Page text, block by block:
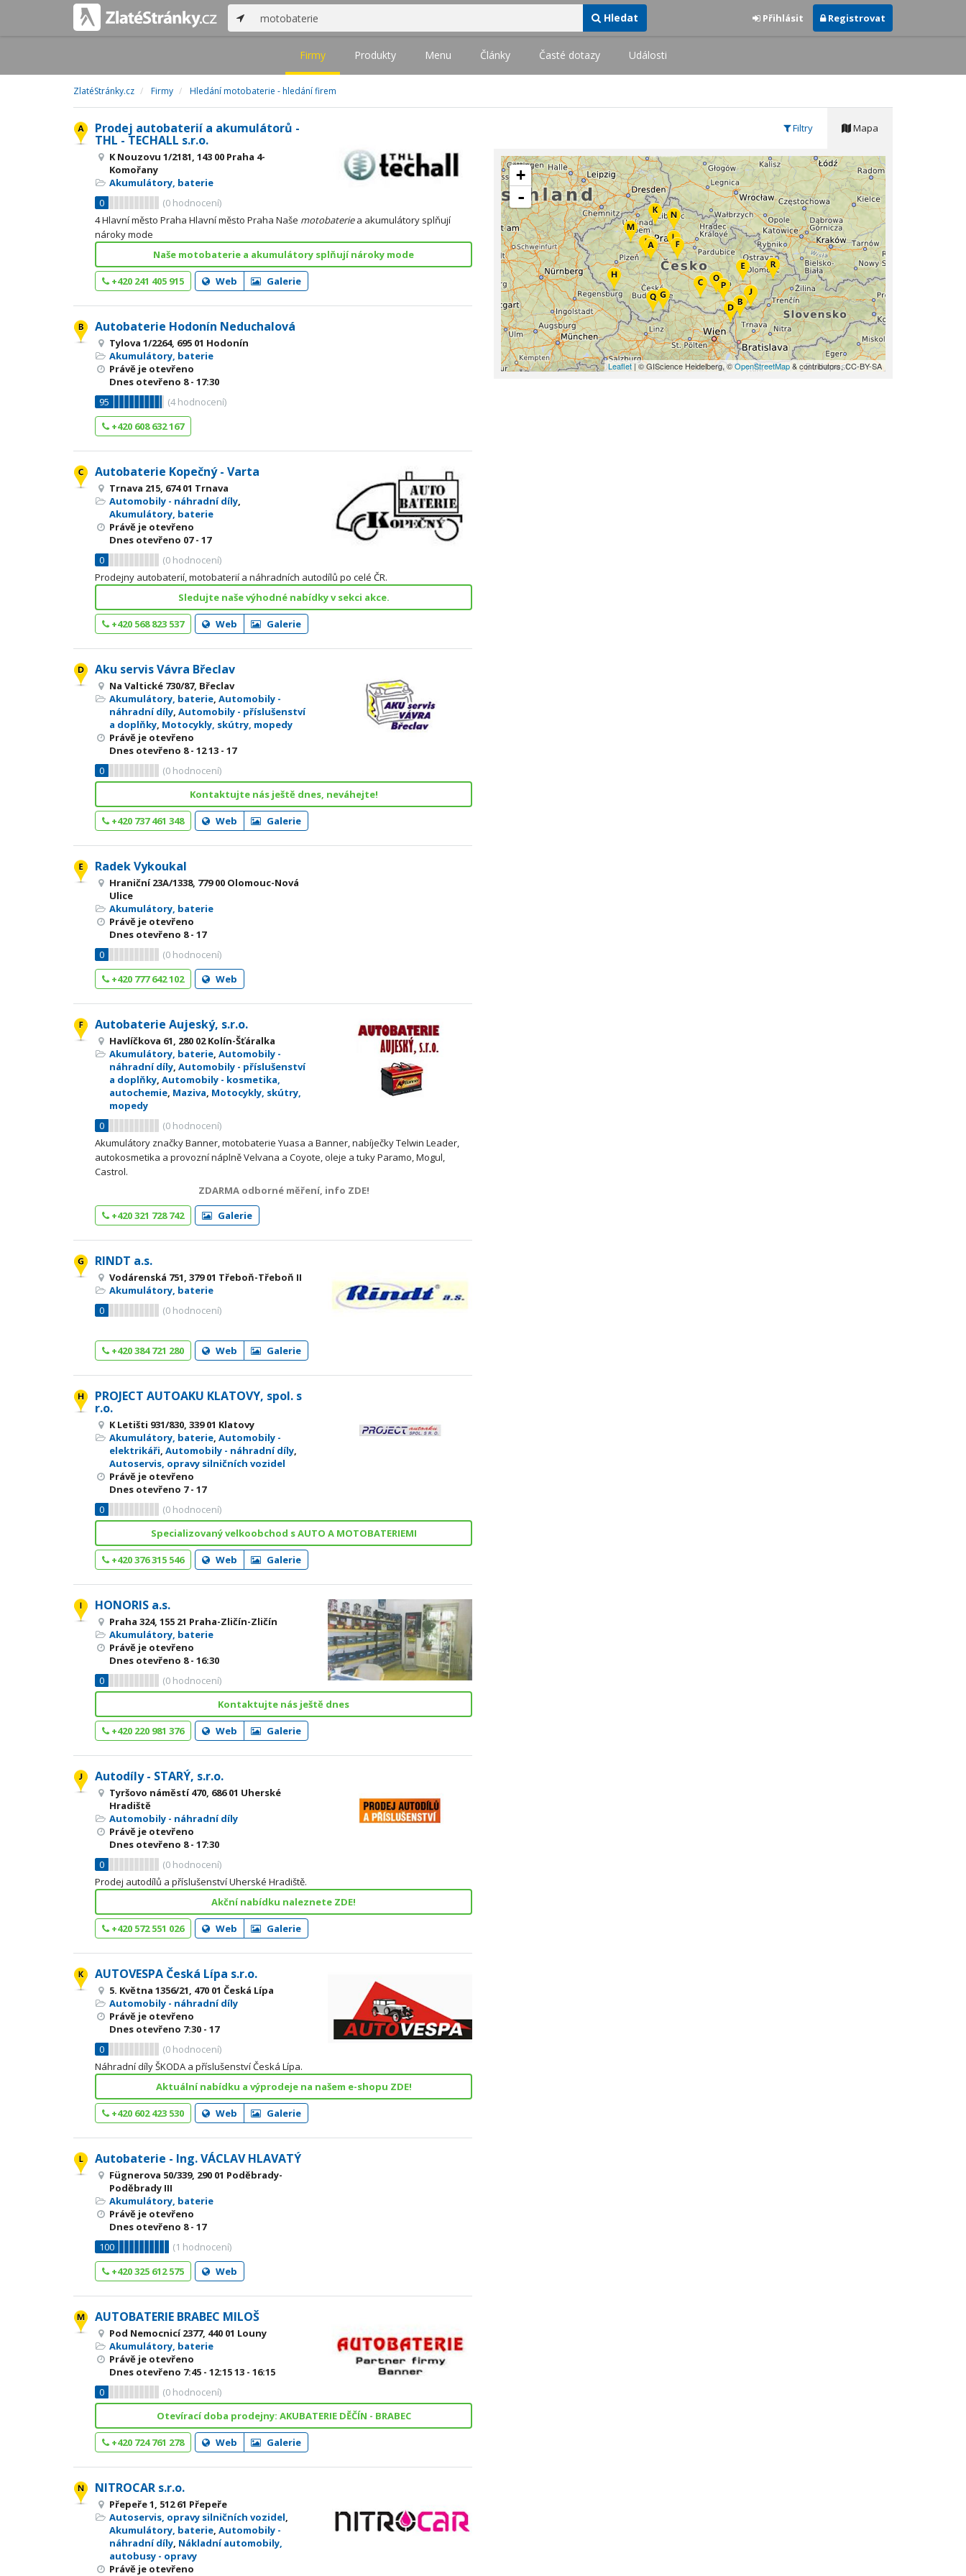
Hledat Přihlásit Registrovat
Firmy Produkty Menu Články Časté dotazy Události
ZlatéStránky.cz Firmy Hledání motobaterie - hledání firem
Prodej autobaterií a akumulátorů -
THL - TECHALL s.r.o.
K Nouzovu 1/2181, 143 00 Praha 4-
Komořany
Akumulátory, baterie
0
(0 hodnocení)
4 Hlavní město Praha Hlavní město Praha Naše motobateriea akumulátory splňují
nároky mode
Naše motobaterie a akumulátory splňují nároky mode
+420 241 405 915 Web Galerie
Autobaterie Hodonín Neduchalová
Tylova 1/2264, 695 01 Hodonín
Akumulátory, baterie
Právě je otevřeno
Dnes otevřeno 8 - 17:30
95
(4hodnocení)
+420 608 632 167
Autobaterie Kopečný - Varta
Trnava 215, 674 01 Trnava
Automobily - náhradní díly,
Akumulátory, baterie
Právě je otevřeno
Dnes otevřeno 07 - 17
0
(0 hodnocení)
Prodejny autobaterií, motobaterií a náhradních autodílů po celé ČR.
Sledujte naše výhodné nabídky v sekci akce.
+420 568 823 537 Web Galerie
Aku servis Vávra Břeclav
Na Valtické 730/87, Břeclav
Akumulátory, baterie, Automobily -
náhradní díly, Automobily - příslušenství
a doplňky, Motocykly, skútry, mopedy
Právě je otevřeno
Dnes otevřeno 8 - 1213 - 17
0
(0 hodnocení)
Kontaktujte nás ještě dnes, neváhejte!
+420 737 461 348 Web Galerie
Radek Vykoukal
Hraniční 23A/1338, 779 00 Olomouc-Nová
Ulice
Akumulátory, baterie
Právě je otevřeno
Dnes otevřeno 8 - 17
0
(0 hodnocení)
+420 777 642 102
Web
Autobaterie Aujeský, s.r.o.
Havlíčkova 61, 280 02 Kolín-Šťáralka
Akumulátory, baterie, Automobily -
náhradní díly, Automobily - příslušenství
a doplňky, Automobily - kosmetika,
autochemie, Maziva, Motocykly, skútry,
mopedy
0
(0 hodnocení)
Akumulátory značky Banner, motobaterie Yuasa a Banner, nabíječky Telwin Leader,
autokosmetika a provozní náplně Velvana a Coyote, oleje a tuky Paramo, Mogul,
Castrol.
ZDARMA odborné měření, info ZDE!
+420 321 728 742
Galerie
RINDT a.s.
Vodárenská 751, 379 01 Třeboň-Třeboň II
Akumulátory, baterie
0
(0 hodnocení)
+420 384 721 280 Web Galerie
PROJECT AUTOAKU KLATOVY, spol. s
r.o.
K Letišti 931/830, 339 01 Klatovy
Akumulátory, baterie, Automobily -
elektrikáři, Automobily - náhradní díly,
Autoservis, opravy silničních vozidel
Právě je otevřeno
Dnes otevřeno 7 - 17
0
(0 hodnocení)
Specializovaný velkoobchod s AUTO A MOTOBATERIEMI
+420 376 315 546 Web Galerie
HONORIS a.s.
Praha 324, 155 21 Praha-Zličín-Zličín
Akumulátory, baterie
Právě je otevřeno
Dnes otevřeno 8 - 16:30
0
(0 hodnocení)
Kontaktujte nás ještě dnes
+420 220 981 376 Web Galerie
Autodíly - STARÝ, s.r.o.
Tyršovo náměstí 470, 686 01 Uherské
Hradiště
Automobily - náhradní díly
Právě je otevřeno
Dnes otevřeno 8 - 17:30
0
(0 hodnocení)
Prodej autodílů a příslušenství Uherské Hradiště.
Akční nabídku naleznete ZDE!
+420 572 551 026 Web Galerie
AUTOVESPA Česká Lípa s.r.o.
5. Května 1356/21, 470 01 Česká Lípa
Automobily - náhradní díly
Právě je otevřeno
Dnes otevřeno 7:30 - 17
0
(0 hodnocení)
Náhradní díly ŠKODA a příslušenství Česká Lípa.
Aktuální nabídku a výprodeje na našem e-shopu ZDE!
+420 602 423 530 Web Galerie
Autobaterie - Ing. VÁCLAV HLAVATÝ
Fügnerova 50/339, 290 01 Poděbrady-
Poděbrady III
Akumulátory, baterie
Právě je otevřeno
Dnes otevřeno 8 - 17
100
(1 hodnocení)
+420 325 612 575
Web
AUTOBATERIE BRABEC MILOŠ
Pod Nemocnicí 2377, 440 01 Louny
Akumulátory, baterie
Právě je otevřeno
Dnes otevřeno 7:45 - 12:1513 - 16:15
0
(0 hodnocení)
Otevírací doba prodejny: AKUBATERIE DĚČÍN - BRABEC
+420 724 761 278 Web Galerie
NITROCAR s.r.o.
Přepeře 1, 512 61 Přepeře
Autoservis, opravy silničních vozidel,
Akumulátory, baterie, Automobily -
náhradní díly, Nákladní automobily,
autobusy - opravy
Právě je otevřeno
Mapa
Filtry
+
-
Leaflet | © GIScience Heidelberg, ©OpenStreetMap& contributors, CC-BY-SA